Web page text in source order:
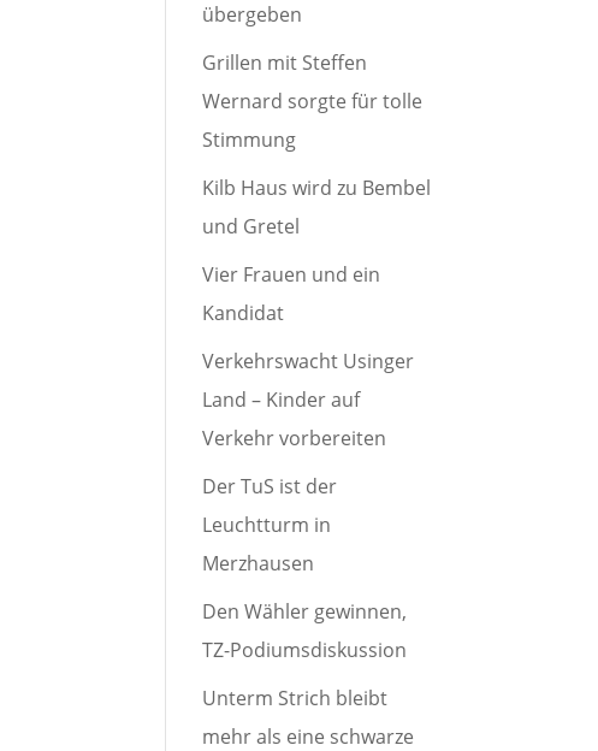
übergeben
Grillen mit Steffen
Wernard sorgte für tolle
Stimmung
Kilb Haus wird zu Bembel
und Gretel
Vier Frauen und ein
Kandidat
Verkehrswacht Usinger
Land – Kinder auf
Verkehr vorbereiten
Der TuS ist der
Leuchtturm in
Merzhausen
Den Wähler gewinnen,
TZ-Podiumsdiskussion
Unterm Strich bleibt
mehr als eine schwarze